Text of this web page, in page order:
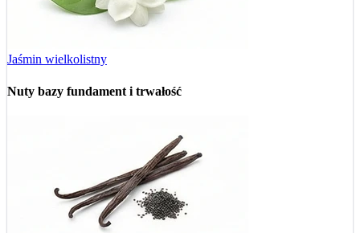
Jaśmin wielkolistny
Nuty bazy fundament i trwałość